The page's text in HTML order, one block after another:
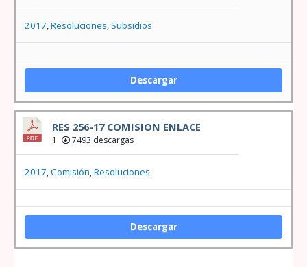
2017,Resoluciones,Subsidios
Descargar
RES 256-17 COMISION ENLACE
1 7493 descargas
2017,Comisión,Resoluciones
Descargar